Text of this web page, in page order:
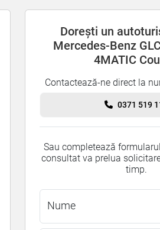
Dorești un
Mercedes-Benz
4MATIC
Contactează-ne direct la
0371 519
Sau completează
consultat va prelua
timp.
Nume